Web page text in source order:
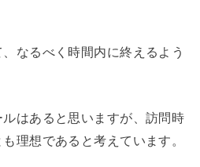
なるべく時間内に終えるよう
はあると思いますが、訪問時
理想であると考えています。